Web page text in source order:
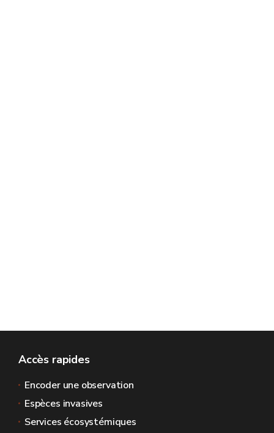
Accès rapides
Encoder une observation
Espèces invasives
Services écosystémiques